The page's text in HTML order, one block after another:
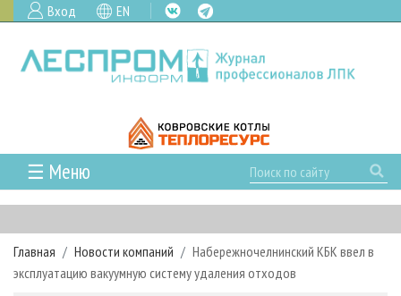
Вход EN
☰ Меню
ГЛАВНАЯ
РУБРИКИ И ТЕМЫ
РУБРИКИ ЖУРНАЛА
НОВОСТИ
Главная Новости компаний
Набережночелнинский КБК ввел в
эксплуатацию вакуумную систему удаления отходов